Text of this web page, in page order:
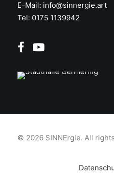
E-Mail: info@sinnergie.art
Tel: 0175 1139942
© 2026 SINNErgie. All